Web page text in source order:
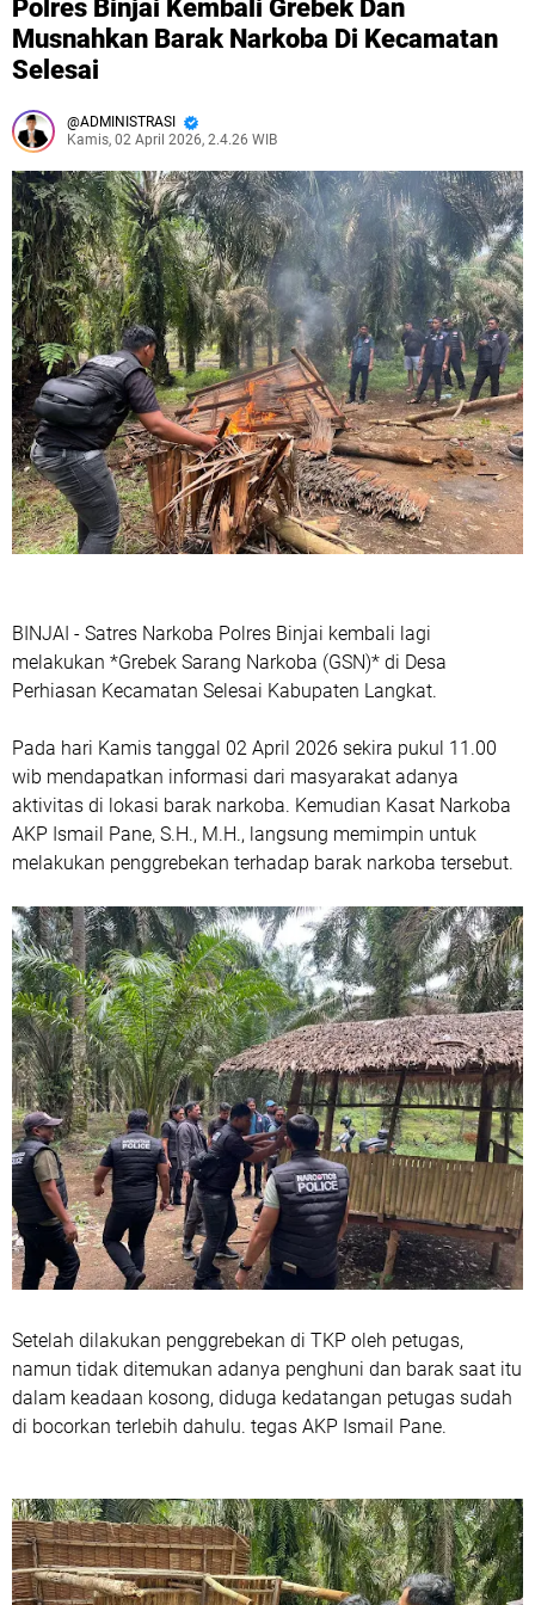
Polres Binjai Kembali Grebek Dan
Musnahkan Barak Narkoba Di Kecamatan
Selesai
ADMINISTRASI
Kamis, 02 April 2026, 2.4.26 WIB
‎BINJAI - Satres Narkoba Polres Binjai kembali lagi
melakukan *Grebek Sarang Narkoba (GSN)* di Desa
Perhiasan Kecamatan Selesai Kabupaten Langkat.
‎Pada hari Kamis tanggal 02 April 2026 sekira pukul 11.00
wib mendapatkan informasi dari masyarakat adanya
aktivitas di lokasi barak narkoba. Kemudian Kasat Narkoba
AKP Ismail Pane, S.H., M.H., langsung memimpin untuk
melakukan penggrebekan terhadap barak narkoba tersebut.
‎Setelah dilakukan penggrebekan di TKP oleh petugas,
namun tidak ditemukan adanya penghuni dan barak saat itu
dalam keadaan kosong, diduga kedatangan petugas sudah
di bocorkan terlebih dahulu. tegas AKP Ismail Pane.